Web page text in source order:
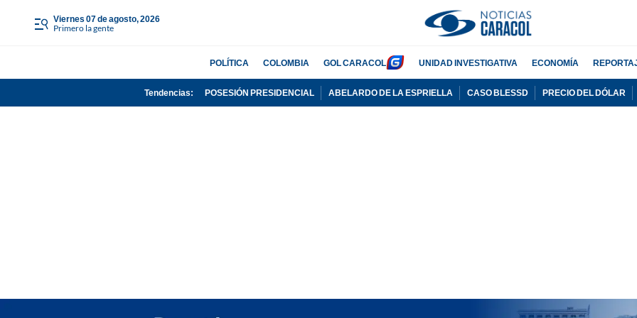
viernes 07 de agosto, 2026
Primero la gente
POLÍTICA COLOMBIA GOL CARACOL UNIDAD INVESTIGATIVA ECONOMÍA
Tendencias: POSESIÓN PRESIDENCIAL ABELARDO DE LA ESPRIELLA CASO BLESSD PRECIO DEL DÓLAR